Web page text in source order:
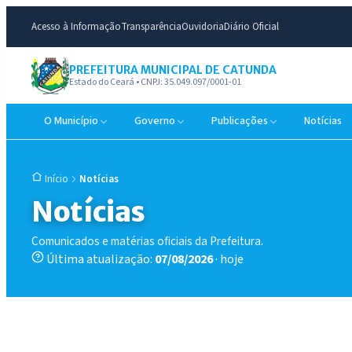
Acesso à InformaçãoTransparênciaOuvidoriaDiário Oficial
PREFEITURA MUNICIPAL DE CATUNDA
Estado do Ceará • CNPJ: 35.049.097/0001-01
O Município Governo Publicações Notícias
Início Notícias
Notícias
Comunicados e matérias oficiais da Prefeitura.
Última atualização: 07/08/2026· hoje